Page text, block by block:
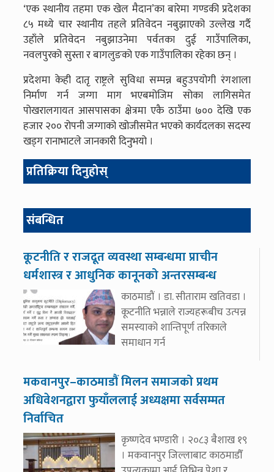
‘एक स्थानीय तहमा एक खेल मैदान’का बारेमा गण्डकी प्रदेशका
८५ मध्ये चार स्थानीय तहले प्रतिवेदन नबुझाएको उल्लेख गर्दै
उहाँले प्रतिवेदन नबुझाउनेमा पर्वतका दुई गाउँपालिका,
नवलपुरको सुस्ता र बागलुङको एक गाउँपालिका रहेका छन् ।
प्रदेशमा केही दातृ राष्ट्रले सुविधा सम्पन्न बहुउपयोगी रंगशाला
निर्माण गर्न जग्गा माग भएबमोजिम सोका लागिसमेत
पोखरालगायत आसपासका क्षेत्रमा एकै ठाउँमा ७०० देखि एक
हजार २०० रोपनी जग्गाको खोजीसमेत भएको कार्यदलका सदस्य
खड्ग रानाभाटले जानकारी दिनुभयो ।
प्रतिक्रिया दिनुहोस्
संबन्धित
कूटनीति र राजदूत व्यवस्था सम्बन्धमा प्राचीन
धर्मशास्त्र र आधुनिक कानूनको अन्तरसम्बन्ध
काठमाडौं । डा. सीताराम खतिवडा ।
कूटनीति भन्नाले राज्यहरूबीच उत्पन्न
समस्याको शान्तिपूर्ण तरिकाले
समाधान गर्न
मकवानपुर–काठमाडौं मिलन समाजको प्रथम
अधिवेशनद्वारा फुयाँललाई अध्यक्षमा सर्वसम्मत
निर्वाचित
कृष्णदेव भण्डारी । २०८३ बैशाख १९
। मकवानपुर जिल्लाबाट काठमाडौँ